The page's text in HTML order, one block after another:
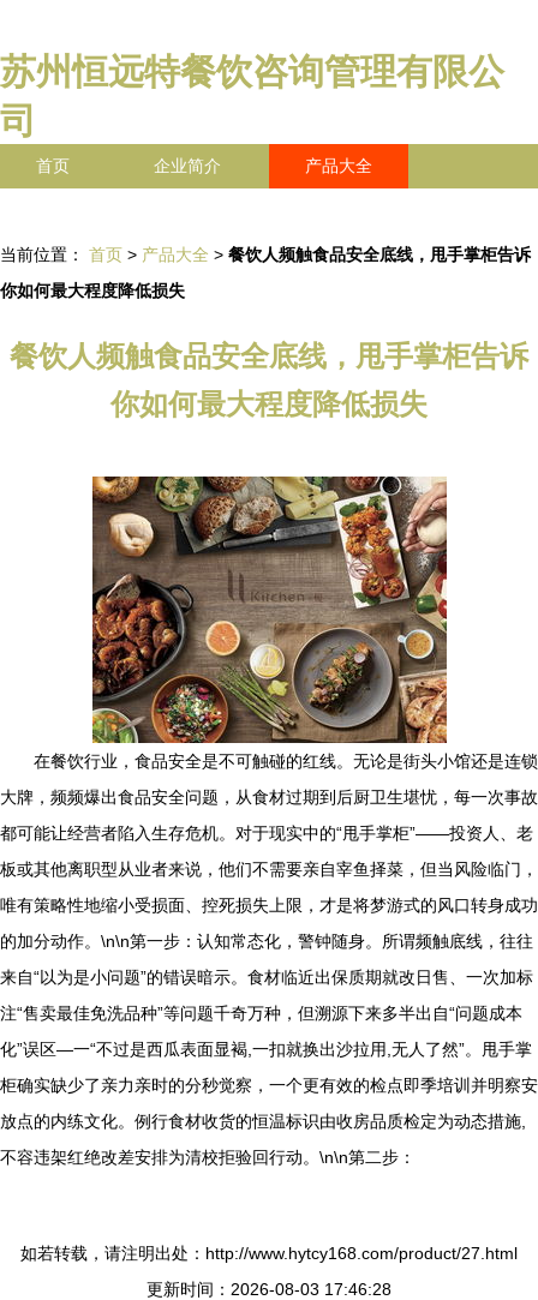
苏州恒远特餐饮咨询管理有限公
司
首页 企业简介 产品大全
当前位置： 首页 > 产品大全 > 餐饮人频触食品安全底线，甩手掌柜告诉
你如何最大程度降低损失
餐饮人频触食品安全底线，甩手掌柜告诉
你如何最大程度降低损失
在餐饮行业，食品安全是不可触碰的红线。无论是街头小馆还是连锁
大牌，频频爆出食品安全问题，从食材过期到后厨卫生堪忧，每一次事故
都可能让经营者陷入生存危机。对于现实中的“甩手掌柜”――投资人、老
板或其他离职型从业者来说，他们不需要亲自宰鱼择菜，但当风险临门，
唯有策略性地缩小受损面、控死损失上限，才是将梦游式的风口转身成功
的加分动作。\n\n第一步：认知常态化，警钟随身。所谓频触底线，往往
来自“以为是小问题”的错误暗示。食材临近出保质期就改日售、一次加标
注“售卖最佳免洗品种”等问题千奇万种，但溯源下来多半出自“问题成本
化”误区—一“不过是西瓜表面显褐,一扣就换出沙拉用,无人了然”。甩手掌
柜确实缺少了亲力亲时的分秒觉察，一个更有效的检点即季培训并明察安
放点的内练文化。例行食材收货的恒温标识由收房品质检定为动态措施,
不容违架红绝改差安排为清校拒验回行动。\n\n第二步：
如若转载，请注明出处：http://www.hytcy168.com/product/27.html
更新时间：2026-08-03 17:46:28